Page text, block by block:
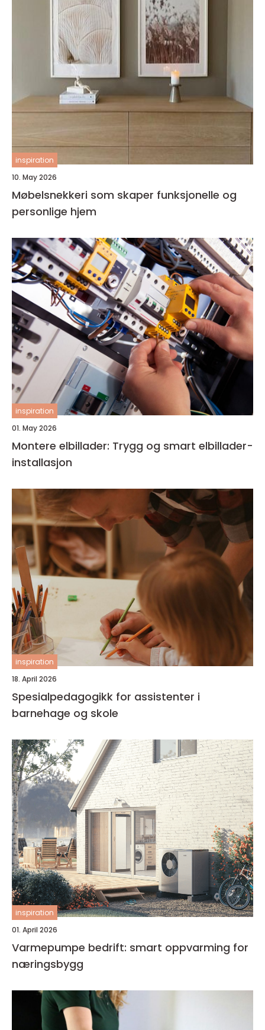
inspiration
10. May 2026
Møbelsnekkeri som skaper funksjonelle og
personlige hjem
inspiration
01. May 2026
Montere elbillader: Trygg og smart elbillader-
installasjon
inspiration
18. April 2026
Spesialpedagogikk for assistenter i
barnehage og skole
inspiration
01. April 2026
Varmepumpe bedrift: smart oppvarming for
næringsbygg